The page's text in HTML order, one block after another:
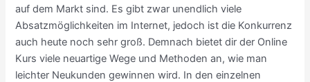
auf dem Markt sind. Es gibt zwar unendlich viele
Absatzmöglichkeiten im Internet, jedoch ist die Konkurrenz
auch heute noch sehr groß. Demnach bietet dir der Online
Kurs viele neuartige Wege und Methoden an, wie man
leichter Neukunden gewinnen wird. In den einzelnen